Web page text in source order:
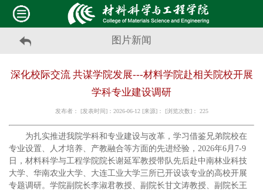
图片新闻
深化校际交流 共谋学院发展---材料学院赴相关院校开展
学科专业建设调研
发布者： [发表时间]：2026-06-12 [来源]： [浏览次数]： 225
为扎实推进我院学科和专业建设与改革，学习借鉴兄弟院校在
专业设置、人才培养、产教融合等方面的先进经验， 2026年6月 7-9
日，材料科学与工程学院院长谢延军教授带队先后赴中南林业科技
大学、华南农业大学、大连工业大学三所已开设该专业的高校开展
专题调研。学院副院长李淑君教授、副院长甘文涛教授、副院长王